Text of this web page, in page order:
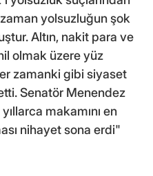
yolsuzluğun şok
Altın, nakit para ve
olmak üzere yüz
zamanki gibi siyaset
Senatör Menendez
makamını en
nihayet sona erdi"